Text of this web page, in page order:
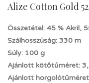
Alize Cotton Gold
Összetétel: 45 % Akril,
Szálhosszúság: 330 m
Súly: 100 g
Ajánlott kötőtűméret:
Ajánlott